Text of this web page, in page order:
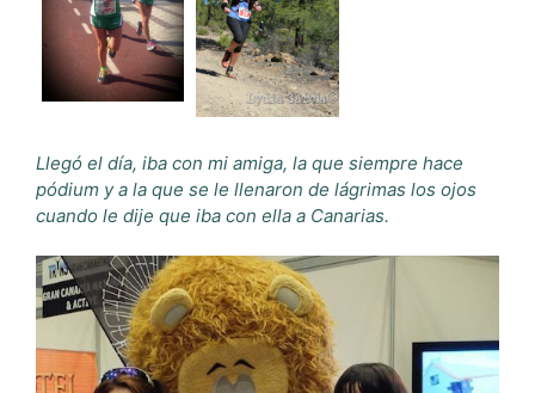
Llegó el día, iba con mi amiga, la que siempre hace
pódium y a la que se le llenaron de lágrimas los ojos
cuando le dije que iba con ella a Canarias.